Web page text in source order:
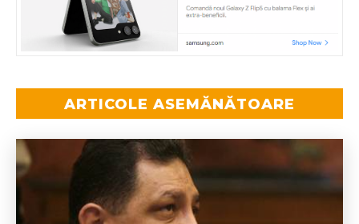
ARTICOLE ASEMĂNĂTOARE